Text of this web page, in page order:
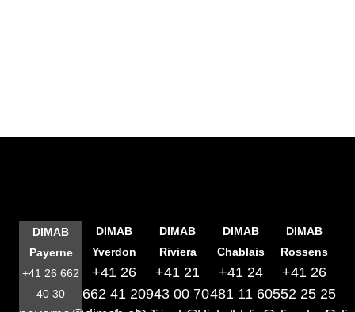
DIMAB
Payerne
+41 26 662
40 30
DIMAB
Yverdon
+41 26
662 41 20
DIMAB
Riviera
+41 21
943 00 70
DIMAB
Chablais
+41 24
481 11 60
DIMAB
Rossens
+41 26
552 25 25